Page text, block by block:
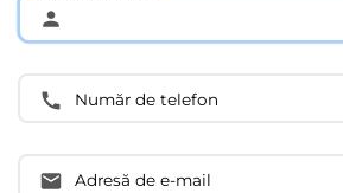
Număr de telefon
Adresă de e-mail